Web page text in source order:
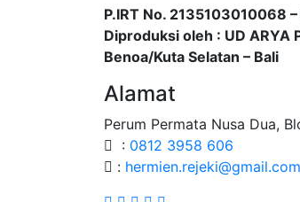
P.IRT No. 2135103010068
Diproduksi oleh : UD ARYA
Benoa/Kuta Selatan – Bali
Alamat
Perum Permata Nusa Dua,
: 0812 3958 606
: hermien.rejeki@gmail.com